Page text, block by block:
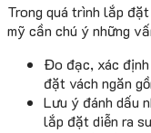
Trong quá trình lắp
mỹ cần chú ý những
Đo đạc, xác
đặt vách ngăn
Lưu ý đánh dấu
lắp đặt diễn ra